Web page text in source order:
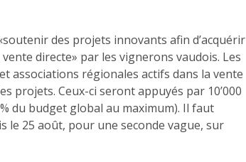
des projets innovants afin d’acquérir
directe» par les vignerons vaudois. Les
associations régionales actifs dans la vente
projets. Ceux-ci seront appuyés par 10’000
du budget global au maximum). Il faut
le 25 août, pour une seconde vague, sur